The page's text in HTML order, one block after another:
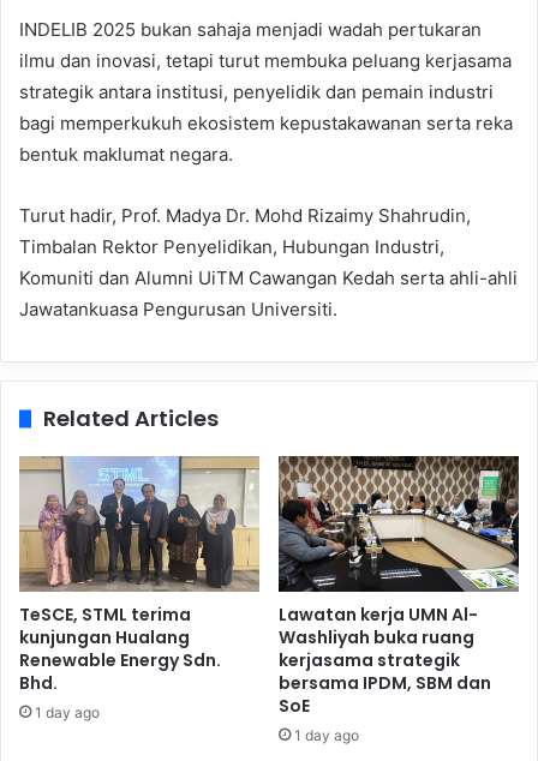
INDELIB 2025 bukan sahaja menjadi wadah pertukaran
ilmu dan inovasi, tetapi turut membuka peluang kerjasama
strategik antara institusi, penyelidik dan pemain industri
bagi memperkukuh ekosistem kepustakawanan serta reka
bentuk maklumat negara.
Turut hadir, Prof. Madya Dr. Mohd Rizaimy Shahrudin,
Timbalan Rektor Penyelidikan, Hubungan Industri,
Komuniti dan Alumni UiTM Cawangan Kedah serta ahli-ahli
Jawatankuasa Pengurusan Universiti.
Related Articles
TeSCE, STML terima
kunjungan Hualang
Renewable Energy Sdn.
Bhd.
1 day ago
Lawatan kerja UMN Al-
Washliyah buka ruang
kerjasama strategik
bersama IPDM, SBM dan
SoE
1 day ago